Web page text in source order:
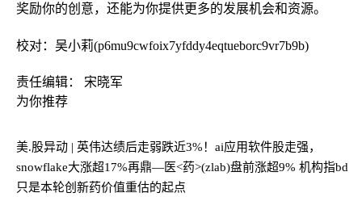
奖励你的创意，还能为你提供更多的发展机会和资源。
校对：吴小莉(p6mu9cwfoix7yfddy4eqtueborc9vr7b9b)
责任编辑： 宋晓军
为你推荐
美.股异动 | 英伟达绩后走弱跌近3%！ai应用软件股走强，
snowflake大涨超17%再鼎—医<药>(zlab)盘前涨超9% 机构指bd
只是本轮创新药价值重估的起点